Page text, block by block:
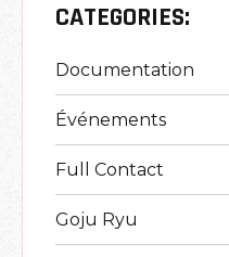
CATEGORIES:
Documentation
Événements
Full Contact
Goju Ryu